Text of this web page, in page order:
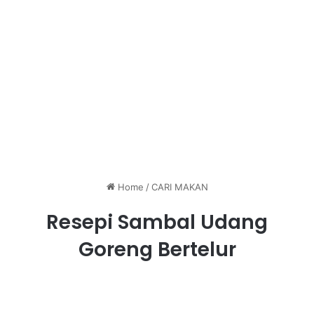
Home / CARI MAKAN
Resepi Sambal Udang
Goreng Bertelur